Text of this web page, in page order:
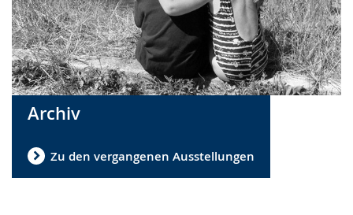
Archiv
Zu den vergangenen Ausstellungen